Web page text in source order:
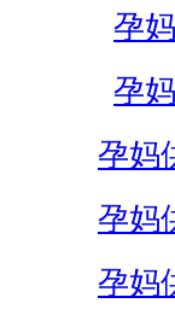
孕
孕
孕妈
孕妈
孕妈